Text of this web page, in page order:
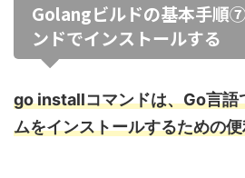
Golangビルドの基本手順
ンドでインストールする
go installコマンドは、Go言語
ムをインストールするための